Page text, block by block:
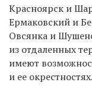
Красноярск и
Ермаковский и
Овсянка и
из отдаленных
имеют
и ее окрестностях.